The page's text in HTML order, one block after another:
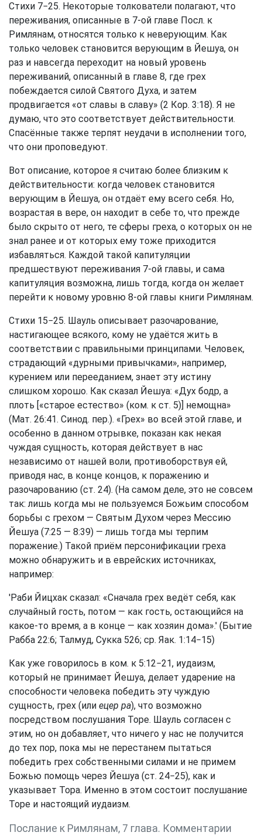
Стихи 7−25. Некоторые толкователи полагают, что
переживания, описанные в 7-ой главе Посл. к
Римлянам, относятся только к неверующим. Как
только человек становится верующим в Йешуа, он
раз и навсегда переходит на новый уровень
переживаний, описанный в главе 8, где грех
побеждается силой Святого Духа, и затем
продвигается «от славы в славу» (2 Кор. 3:18). Я не
думаю, что это соответствует действительности.
Спасённые также терпят неудачи в исполнении того,
что они проповедуют.
Вот описание, которое я считаю более близким к
действительности: когда человек становится
верующим в Йешуа, он отдаёт ему всего себя. Но,
возрастая в вере, он находит в себе то, что прежде
было скрыто от него, те сферы греха, о которых он не
знал ранее и от которых ему тоже приходится
избавляться. Каждой такой капитуляции
предшествуют переживания 7-ой главы, и сама
капитуляция возможна, лишь тогда, когда он желает
перейти к новому уровню 8-ой главы книги Римлянам.
Стихи 15−25. Шауль описывает разочарование,
настигающее всякого, кому не удаётся жить в
соответствии с правильными принципами. Человек,
страдающий «дурными привычками», например,
курением или перееданием, знает эту истину
слишком хорошо. Как сказал Йешуа: «Дух бодр, а
плоть [«старое естество» (ком. к ст. 5)] немощна»
(Мат. 26:41. Синод. пер.). «Грех» во всей этой главе, и
особенно в данном отрывке, показан как некая
чуждая сущность, которая действует в нас
независимо от нашей воли, противоборствуя ей,
приводя нас, в конце концов, к поражению и
разочарованию (ст. 24). (На самом деле, это не совсем
так: лишь когда мы не пользуемся Божьим способом
борьбы с грехом — Святым Духом через Мессию
Йешуа (7:25 — 8:39) — лишь тогда мы терпим
поражение.) Такой приём персонификации греха
можно обнаружить и в еврейских источниках,
например:
'Раби Йицхак сказал: «Сначала грех ведёт себя, как
случайный гость, потом — как гость, остающийся на
какое-то время, а в конце — как хозяин дома».' (Бытие
Рабба 22:6; Талмуд, Сукка 526; ср. Яак. 1:14−15)
Как уже говорилось в ком. к 5:12−21, иудаизм,
который не принимает Йешуа, делает ударение на
способности человека победить эту чуждую
сущность, грех (или ецер ра), что возможно
посредством послушания Торе. Шауль согласен с
этим, но он добавляет, что ничего у нас не получится
до тех пор, пока мы не перестанем пытаться
победить грех собственными силами и не примем
Божью помощь через Йешуа (ст. 24−25), как и
указывает Тора. Именно в этом состоит послушание
Торе и настоящий иудаизм.
Послание к Римлянам, 7 глава. Комментарии